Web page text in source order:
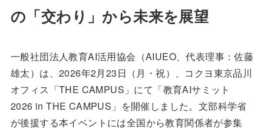
の「交わり」から未来を展望
一般社団法人教育AI活用協会（AIUEO、代表理事：佐藤
雄太）は、2026年2月23日（月・祝）、コクヨ東京品川
オフィス「THE CAMPUS」にて「教育AIサミット
2026 in THE CAMPUS」を開催しました。文部科学省
が後援する本イベントには全国から教育関係者が参集